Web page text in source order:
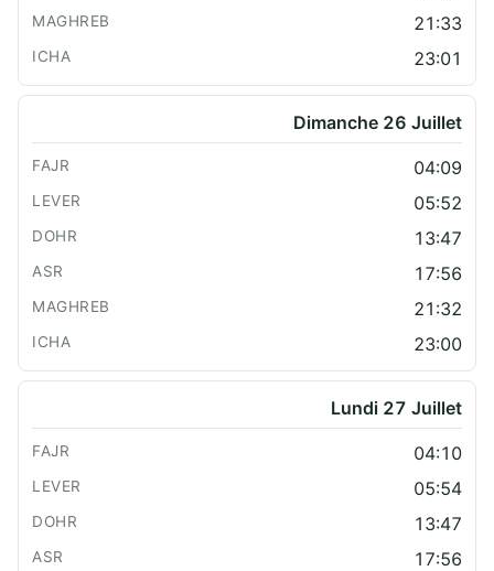
21:33
23:01
Dimanche 26 Juillet
04:09
05:52
13:47
17:56
21:32
23:00
Lundi 27 Juillet
04:10
05:54
13:47
17:56